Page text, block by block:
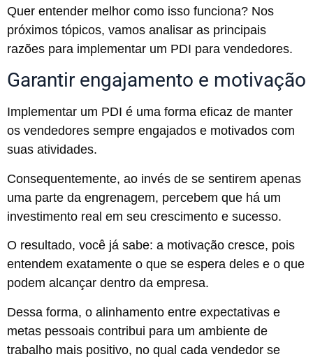
Quer entender melhor como isso funciona? Nos
próximos tópicos, vamos analisar as principais
razões para implementar um PDI para vendedores.
Garantir engajamento e motivação
Implementar um PDI é uma forma eficaz de manter
os vendedores sempre engajados e motivados com
suas atividades.
Consequentemente, ao invés de se sentirem apenas
uma parte da engrenagem, percebem que há um
investimento real em seu crescimento e sucesso.
O resultado, você já sabe: a motivação cresce, pois
entendem exatamente o que se espera deles e o que
podem alcançar dentro da empresa.
Dessa forma, o alinhamento entre expectativas e
metas pessoais contribui para um ambiente de
trabalho mais positivo, no qual cada vendedor se